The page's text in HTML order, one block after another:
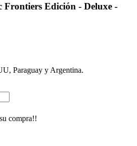
Frontiers Edición - Deluxe -
Paraguay y Argentina.
compra!!